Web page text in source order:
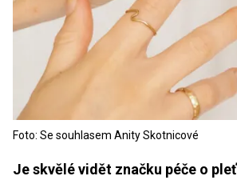
Foto: Se souhlasem Anity Skotnicové
Je skvělé vidět značku péče o